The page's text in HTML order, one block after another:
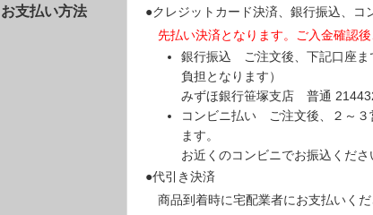
お支払い方法
●クレジットカード決済、銀行振込、コ
先払い決済となります。ご入金確認後
銀行振込 ご注文後、下記口座ま
負担となります）
みずほ銀行笹塚支店 普通
コンビニ払い ご注文後、２～３
ます。
お近くのコンビニでお振込くださ
●代引き決済
商品到着時に宅配業者にお支払いくだ